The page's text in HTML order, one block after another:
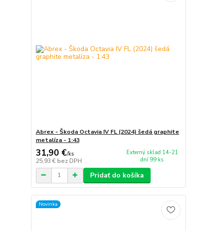
Abrex - Škoda Octavia IV FL (2024) šedá graphite
metalíza - 1:43
31,90 €/ks
25,93 € bez DPH
Externý sklad 14-21
dní 99 ks
Pridať do košíka
Novinka